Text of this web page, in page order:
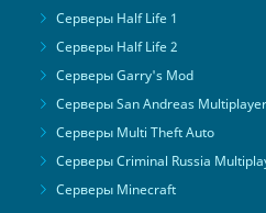
Серверы Half Life 1
Серверы Half Life 2
Серверы Garry's Mod
Серверы San Andreas Multiplayer
Серверы Multi Theft Auto
Серверы Criminal Russia
Серверы Minecraft